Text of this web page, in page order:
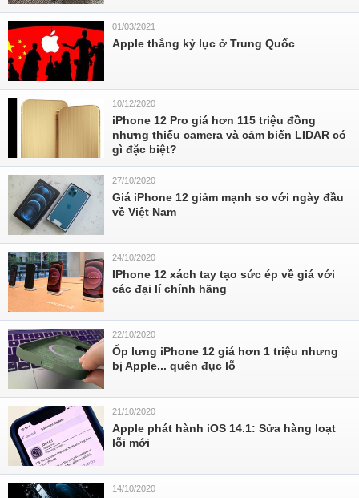
01/03/2021
Apple thắng kỷ lục ở Trung Quốc
10/12/2020
iPhone 12 Pro giá hơn 115 triệu đồng
nhưng thiếu camera và cảm biến LIDAR có
gì đặc biệt?
27/10/2020
Giá iPhone 12 giảm mạnh so với ngày đầu
về Việt Nam
24/10/2020
IPhone 12 xách tay tạo sức ép về giá với
các đại lí chính hãng
22/10/2020
Ốp lưng iPhone 12 giá hơn 1 triệu nhưng
bị Apple... quên đục lỗ
21/10/2020
Apple phát hành iOS 14.1: Sửa hàng loạt
lỗi mới
14/10/2020